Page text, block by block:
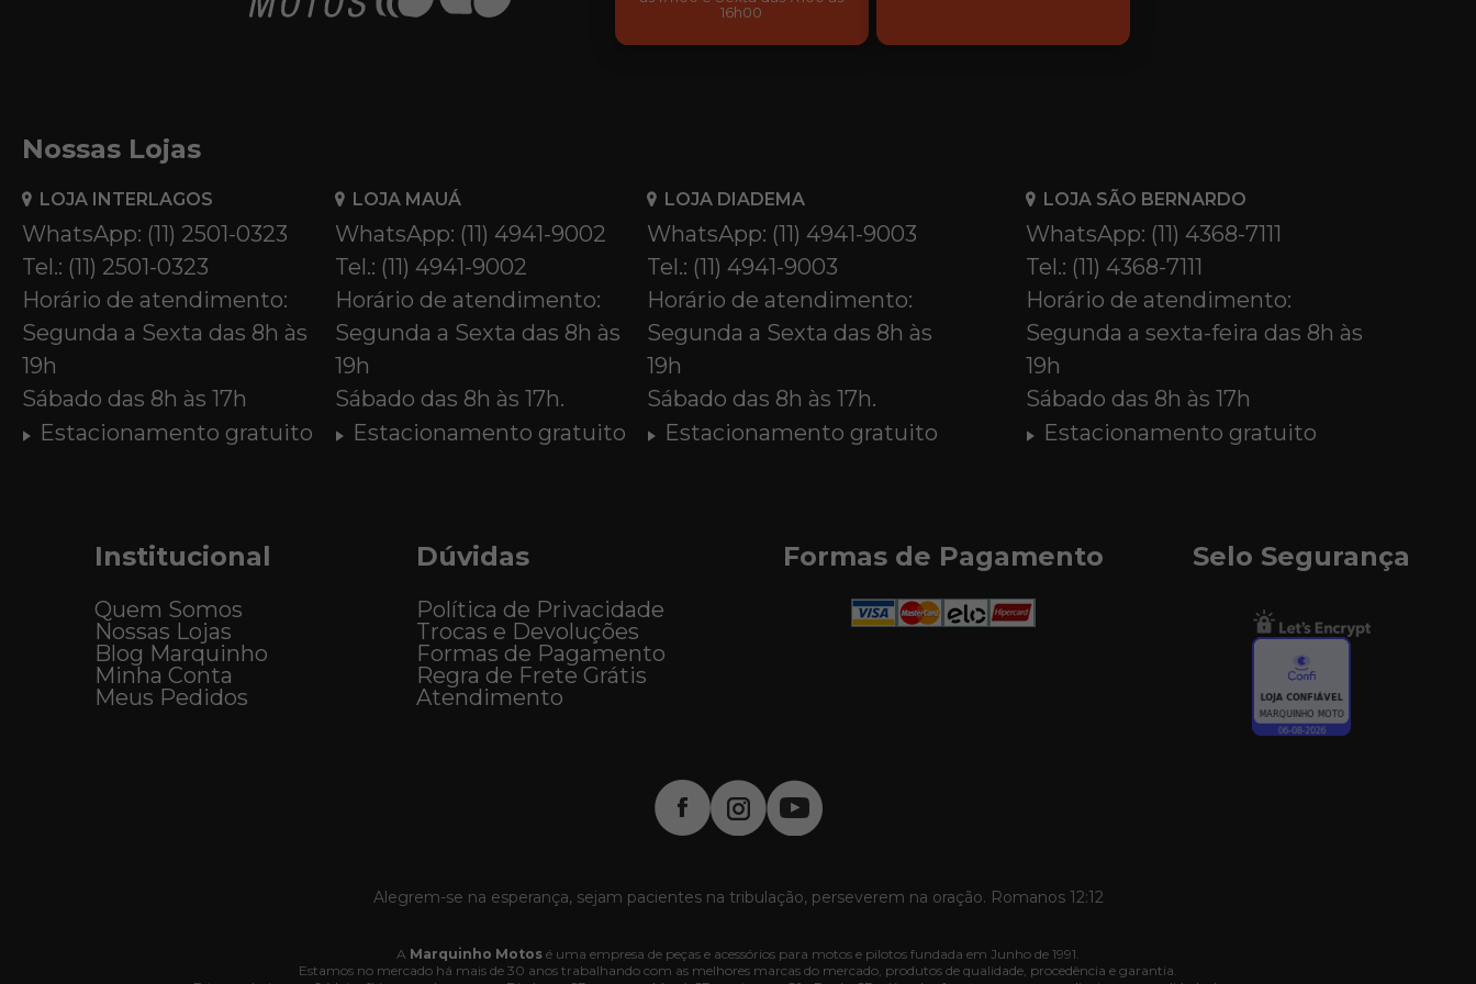
16h00
Nossas Lojas
LOJA INTERLAGOS
WhatsApp: (11) 2501-0323
Tel.: (11) 2501-0323
Horário de atendimento:
Segunda a Sexta das 8h às
19h
Sábado das 8h às 17h
Estacionamento gratuito
LOJA MAUÁ
WhatsApp: (11) 4941-9002
Tel.: (11) 4941-9002
Horário de atendimento:
Segunda a Sexta das 8h às
19h
Sábado das 8h às 17h.
Estacionamento gratuito
LOJA DIADEMA
WhatsApp: (11) 4941-9003
Tel.: (11) 4941-9003
Horário de atendimento:
Segunda a Sexta das 8h às
19h
Sábado das 8h às 17h.
Estacionamento gratuito
LOJA SÃO BERNARDO
WhatsApp: (11) 4368-7111
Tel.: (11) 4368-7111
Horário de atendimento:
Segunda a sexta-feira das 8h às
19h
Sábado das 8h às 17h
Estacionamento gratuito
Institucional
Quem Somos
Nossas Lojas
Blog Marquinho
Minha Conta
Meus Pedidos
Dúvidas
Política de Privacidade
Trocas e Devoluções
Formas de Pagamento
Regra de Frete Grátis
Atendimento
Formas de Pagamento Selo Segurança
Alegrem-se na esperança, sejam pacientes na tribulação, perseverem na oração. Romanos 12:12
A Marquinho Motos é uma empresa de peças e acessórios para motos e pilotos fundada em Junho de 1991.
Estamos no mercado há mais de 30 anos trabalhando com as melhores marcas do mercado, produtos de qualidade, procedência e garantia.